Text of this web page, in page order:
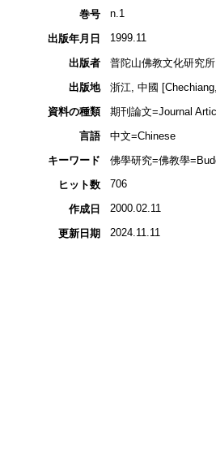
巻号
n.1
出版年月日 1999.11
出版者
普陀山佛教文化研究所
出版地
浙江, 中國
資料の種類
期刊論文=Journal
言語
中文=Chinese
キーワード
佛學研究=佛教學
ヒット数
706
作成日 2000.02.11
更新日期 2024.11.11